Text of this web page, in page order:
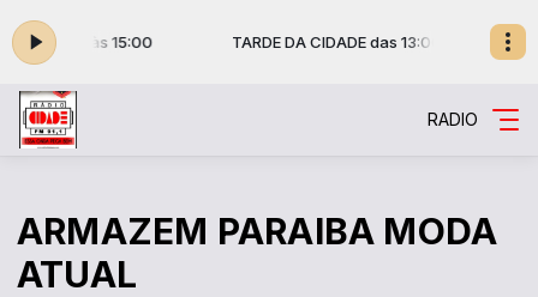
13:00 às 15:00 TARDE DA CIDADE das 13:00 às 15:00
RADIO
ARMAZEM PARAIBA MODA
ATUAL